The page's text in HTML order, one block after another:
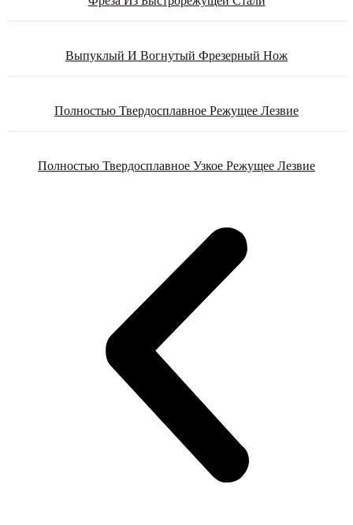
Выпуклый И Вогнутый Фрезерный Нож
Полностью Твердосплавное Режущее Лезвие
Полностью Твердосплавное Узкое Режущее Лезвие